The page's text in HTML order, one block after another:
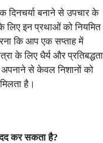
दिनचर्या बनाने से उपचार के
लिए इन प्रथाओं को नियमित
कि आप एक सप्ताह में
के लिए धैर्य और प्रतिबद्धता
से केवल निशानों को
है।
कर सकता है?